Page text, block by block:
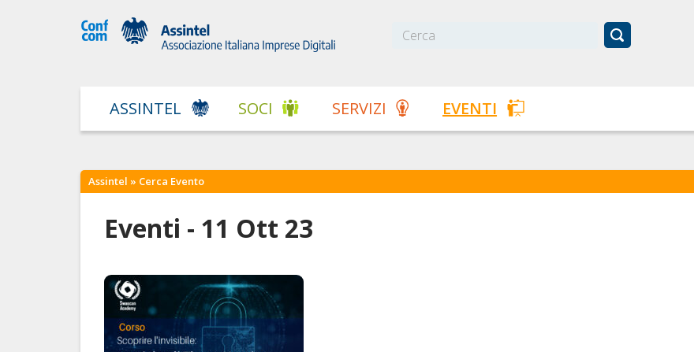
ASSINTEL SOCI SERVIZI EVENTI
Assintel » Cerca Evento
Eventi - 11 Ott 23